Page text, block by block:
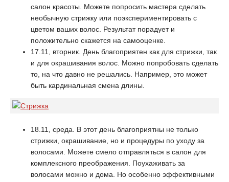
салон красоты. Можете попросить мастера сделать
необычную стрижку или поэкспериментировать с
цветом ваших волос. Результат порадует и
положительно скажется на самооценке.
17.11, вторник. День благоприятен как для стрижки, так
и для окрашивания волос. Можно попробовать сделать
то, на что давно не решались. Например, это может
быть кардинальная смена длины.
18.11, среда. В этот день благоприятны не только
стрижки, окрашивание, но и процедуры по уходу за
волосами. Можете смело отправляться в салон для
комплексного преображения. Поухаживать за
волосами можно и дома. Но особенно эффективными